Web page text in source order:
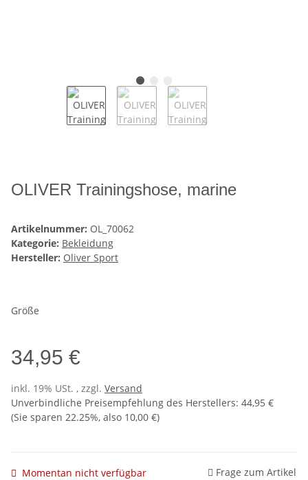
OLIVER Trainingshose, marine
Artikelnummer: OL_70062
Kategorie: Bekleidung
Hersteller: Oliver Sport
Größe
34,95 €
inkl. 19% USt. , zzgl. Versand
Unverbindliche Preisempfehlung des Herstellers: 44,95 €
(Sie sparen 22.25%, also 10,00 €)
Momentan nicht verfügbar Frage zum Artikel